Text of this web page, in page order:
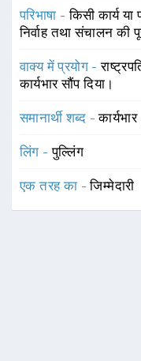
परिभाषा -किसी कार्य या
निर्वाह तथा संचालन की
वाक्य में प्रयोग -
कार्यभार सौंप दिया।
समानार्थी शब्द -कार्यभार
लिंग -पुल्लिंग
एक तरह का -जिम्मेदारी